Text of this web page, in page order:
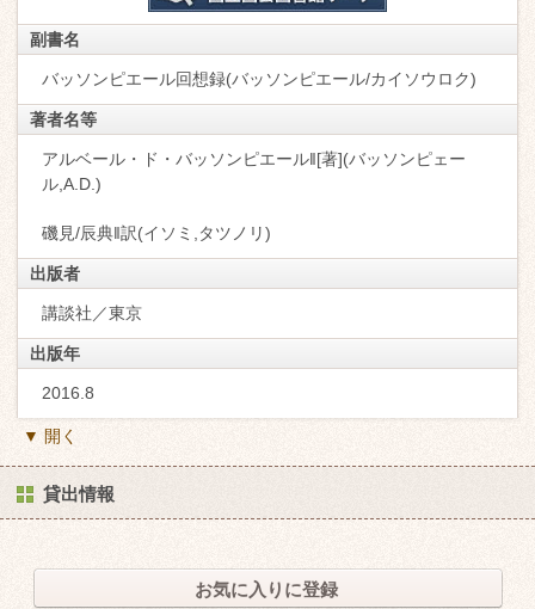
副書名
バッソンピエール回想録(バッソンピエール/カイソウロク)
著者名等
アルベール・ド・バッソンピエール‖[著](バッソンピェー
ル,A.D.)
磯見/辰典‖訳(イソミ,タツノリ)
出版者
講談社／東京
出版年
2016.8
▼ 開く
貸出情報
お気に入りに登録